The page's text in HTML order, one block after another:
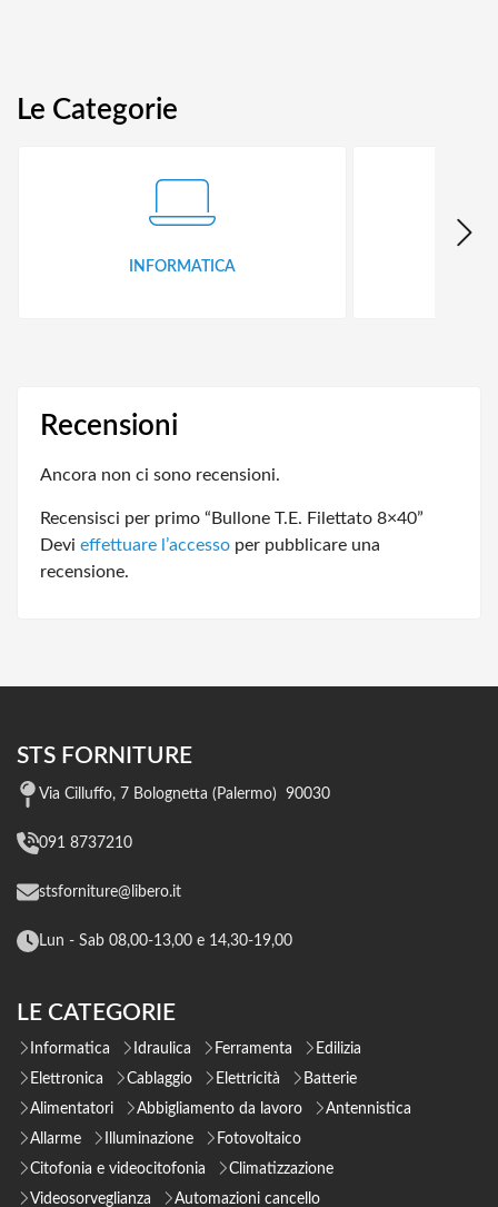
Le Categorie
INFORMATICA
Recensioni
Ancora non ci sono recensioni.
Recensisci per primo “Bullone T.E. Filettato 8×40”
Devi effettuare l’accesso per pubblicare una
recensione.
STS FORNITURE
Via Cilluffo, 7 Bolognetta (Palermo) 90030
091 8737210
stsforniture@libero.it
Lun - Sab 08,00-13,00 e 14,30-19,00
LE CATEGORIE
Informatica Idraulica Ferramenta
Edilizia
Elettronica
Cablaggio Elettricità
Batterie
Alimentatori
Abbigliamento da lavoro
Antennistica
Allarme
Illuminazione
Fotovoltaico
Citofonia e videocitofonia
Climatizzazione
Videosorveglianza
Automazioni cancello